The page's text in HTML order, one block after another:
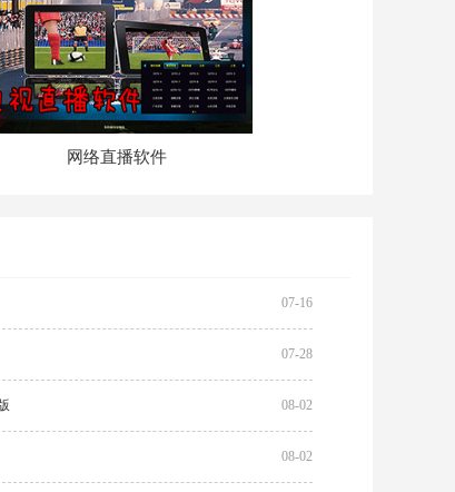
网络直播软件
07-16
07-28
08-02
08-02